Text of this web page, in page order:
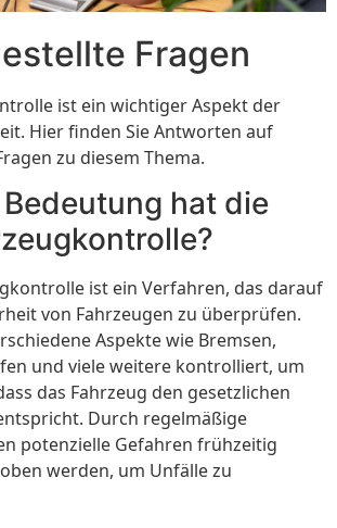
Fragen
ist ein wichtiger Aspekt der
Hier finden Sie Antworten auf
zu diesem Thema.
Bedeutung hat die
ist ein Verfahren, das darauf
von Fahrzeugen zu überprüfen.
Aspekte wie Bremsen,
und viele weitere kontrolliert, um
das Fahrzeug den gesetzlichen
Durch regelmäßige
potenzielle Gefahren frühzeitig
werden, um Unfälle zu